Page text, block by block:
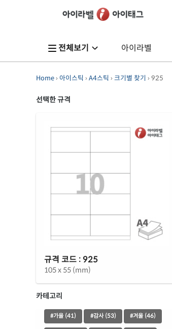
전체보기 아이라벨
Home› 아이스틱 › A4스틱 › 크기별 찾기 › 925
선택한 규격
규격 코드 : 925
105 x 55 (mm)
카테고리
#가을 (41) #감사 (53) #겨울 (46)